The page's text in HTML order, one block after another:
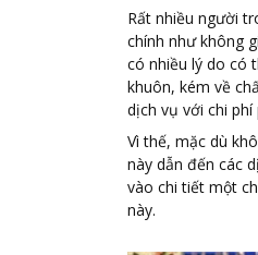
Rất nhiều người
chính như không
có nhiều lý do có
khuôn, kém về
dịch vụ với chi
Vì thế, mặc dù
này dẫn đến các
vào chi tiết một
này.